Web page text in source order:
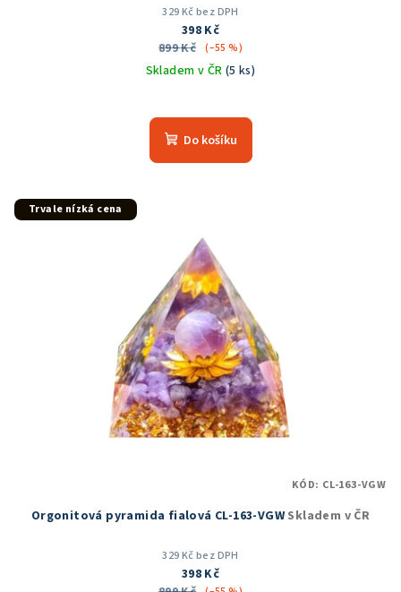
329 Kč bez DPH
398 Kč
899 Kč (–55 %)
Skladem v ČR (5 ks)
hodnocení
produktu
Do košíku
Trvale nízká cena
Orgonitová pyramida fialová CL-163-VGWSkladem v ČR
329 Kč bez DPH
398 Kč
KÓD: CL-163-VGW